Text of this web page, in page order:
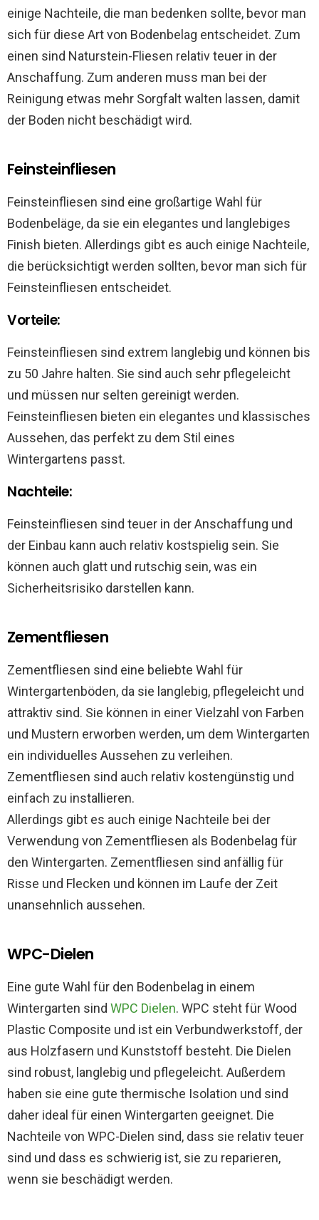
einige Nachteile, die man bedenken sollte, bevor man
sich für diese Art von Bodenbelag entscheidet. Zum
einen sind Naturstein-Fliesen relativ teuer in der
Anschaffung. Zum anderen muss man bei der
Reinigung etwas mehr Sorgfalt walten lassen, damit
der Boden nicht beschädigt wird.
Feinsteinfliesen
Feinsteinfliesen sind eine großartige Wahl für
Bodenbeläge, da sie ein elegantes und langlebiges
Finish bieten. Allerdings gibt es auch einige Nachteile,
die berücksichtigt werden sollten, bevor man sich für
Feinsteinfliesen entscheidet.
Vorteile:
Feinsteinfliesen sind extrem langlebig und können bis
zu 50 Jahre halten. Sie sind auch sehr pflegeleicht
und müssen nur selten gereinigt werden.
Feinsteinfliesen bieten ein elegantes und klassisches
Aussehen, das perfekt zu dem Stil eines
Wintergartens passt.
Nachteile:
Feinsteinfliesen sind teuer in der Anschaffung und
der Einbau kann auch relativ kostspielig sein. Sie
können auch glatt und rutschig sein, was ein
Sicherheitsrisiko darstellen kann.
Zementfliesen
Zementfliesen sind eine beliebte Wahl für
Wintergartenböden, da sie langlebig, pflegeleicht und
attraktiv sind. Sie können in einer Vielzahl von Farben
und Mustern erworben werden, um dem Wintergarten
ein individuelles Aussehen zu verleihen.
Zementfliesen sind auch relativ kostengünstig und
einfach zu installieren.
Allerdings gibt es auch einige Nachteile bei der
Verwendung von Zementfliesen als Bodenbelag für
den Wintergarten. Zementfliesen sind anfällig für
Risse und Flecken und können im Laufe der Zeit
unansehnlich aussehen.
WPC-Dielen
Eine gute Wahl für den Bodenbelag in einem
Wintergarten sind WPC Dielen. WPC steht für Wood
Plastic Composite und ist ein Verbundwerkstoff, der
aus Holzfasern und Kunststoff besteht. Die Dielen
sind robust, langlebig und pflegeleicht. Außerdem
haben sie eine gute thermische Isolation und sind
daher ideal für einen Wintergarten geeignet. Die
Nachteile von WPC-Dielen sind, dass sie relativ teuer
sind und dass es schwierig ist, sie zu reparieren,
wenn sie beschädigt werden.